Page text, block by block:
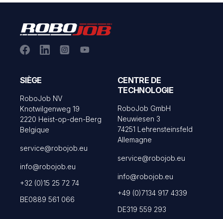
SIÈGE
RoboJob NV
Knotwilgenweg 19
2220 Heist-op-den-Berg
Belgique
service@robojob.eu
info@robojob.eu
+32 (0)15 25 72 74
BE0889 561 066
CENTRE DE
TECHNOLOGIE
RoboJob GmbH
Neuwiesen 3
74251 Lehrensteinsfeld
Allemagne
service@robojob.eu
info@robojob.eu
+49 (0)7134 917 4339
DE319 559 293